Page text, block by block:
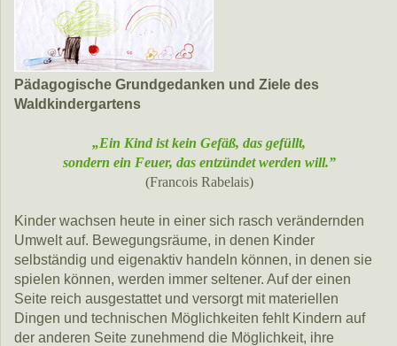
Pädagogische Grundgedanken und Ziele des
Waldkindergartens
„Ein Kind ist kein Gefäß, das gefüllt,
sondern ein Feuer, das entzündet werden will.”
(Francois Rabelais)
Kinder wachsen heute in einer sich rasch verändernden
Umwelt auf. Bewegungsräume, in denen Kinder
selbständig und eigenaktiv handeln können, in denen sie
spielen können, werden immer seltener. Auf der einen
Seite reich ausgestattet und versorgt mit materiellen
Dingen und technischen Möglichkeiten fehlt Kindern auf
der anderen Seite zunehmend die Möglichkeit, ihre